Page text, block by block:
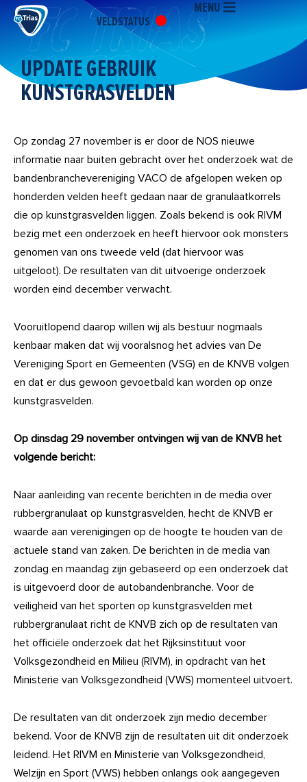
naar
inhoud
VELDSTATUS
MENU
UPDATE GEBRUIK
KUNSTGRASVELDEN
Op zondag 27 november is er door de NOS nieuwe
informatie naar buiten gebracht over het onderzoek wat de
bandenbranchevereniging VACO de afgelopen weken op
honderden velden heeft gedaan naar de granulaatkorrels
die op kunstgrasvelden liggen. Zoals bekend is ook RIVM
bezig met een onderzoek en heeft hiervoor ook monsters
genomen van ons tweede veld (dat hiervoor was
uitgeloot). De resultaten van dit uitvoerige onderzoek
worden eind december verwacht.
Vooruitlopend daarop willen wij als bestuur nogmaals
kenbaar maken dat wij vooralsnog het advies van De
Vereniging Sport en Gemeenten (VSG) en de KNVB volgen
en dat er dus gewoon gevoetbald kan worden op onze
kunstgrasvelden.
Op dinsdag 29 november ontvingen wij van de KNVB het
volgende bericht:
Naar aanleiding van recente berichten in de media over
rubbergranulaat op kunstgrasvelden, hecht de KNVB er
waarde aan verenigingen op de hoogte te houden van de
actuele stand van zaken. De berichten in de media van
zondag en maandag zijn gebaseerd op een onderzoek dat
is uitgevoerd door de autobandenbranche. Voor de
veiligheid van het sporten op kunstgrasvelden met
rubbergranulaat richt de KNVB zich op de resultaten van
het officiële onderzoek dat het Rijksinstituut voor
Volksgezondheid en Milieu (RIVM), in opdracht van het
Ministerie van Volksgezondheid (VWS) momenteel uitvoert.
De resultaten van dit onderzoek zijn medio december
bekend. Voor de KNVB zijn de resultaten uit dit onderzoek
leidend. Het RIVM en Ministerie van Volksgezondheid,
Welzijn en Sport (VWS) hebben onlangs ook aangegeven